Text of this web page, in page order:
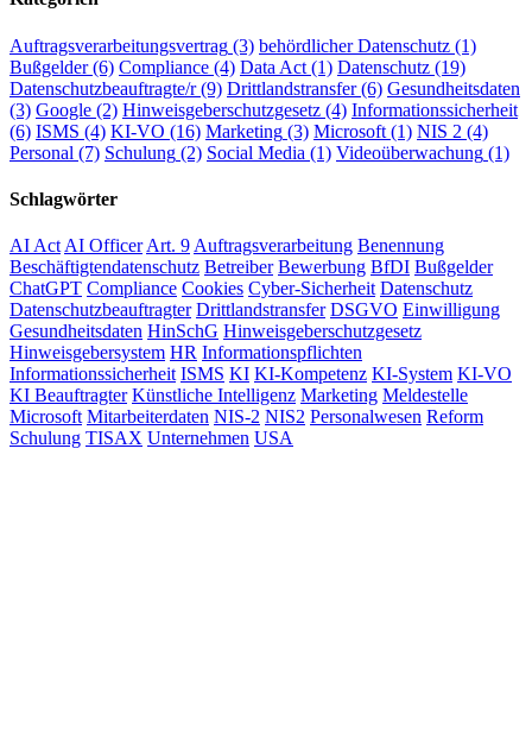
Auftragsverarbeitungsvertrag (3) behördlicher Datenschutz (1)
Bußgelder(6) Compliance (4) Data Act (1) Datenschutz (19)
Datenschutzbeauftragte/r(9) Drittlandstransfer(6) Gesundheitsdaten
(3) Google (2) Hinweisgeberschutzgesetz (4) Informationssicherheit
(6) ISMS (4) KI-VO (16) Marketing (3) Microsoft (1) NIS 2 (4)
Personal (7) Schulung (2) Social Media (1) Videoüberwachung (1)
Schlagwörter
AI Act AI Officer Art. 9 Auftragsverarbeitung Benennung
Beschäftigtendatenschutz Betreiber Bewerbung BfDI Bußgelder
ChatGPT Compliance Cookies Cyber-Sicherheit Datenschutz
Datenschutzbeauftragter Drittlandstransfer DSGVO Einwilligung
Gesundheitsdaten HinSchG Hinweisgeberschutzgesetz
Hinweisgebersystem HR Informationspflichten
Informationssicherheit ISMS KI KI-Kompetenz KI-System KI-VO
KI Beauftragter Künstliche Intelligenz Marketing Meldestelle
Microsoft Mitarbeiterdaten NIS-2 NIS2 Personalwesen Reform
Schulung TISAX Unternehmen USA